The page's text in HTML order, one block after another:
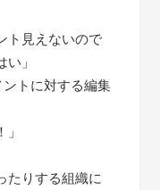
ト見えないので
」
ントに対する編集
たりする組織に